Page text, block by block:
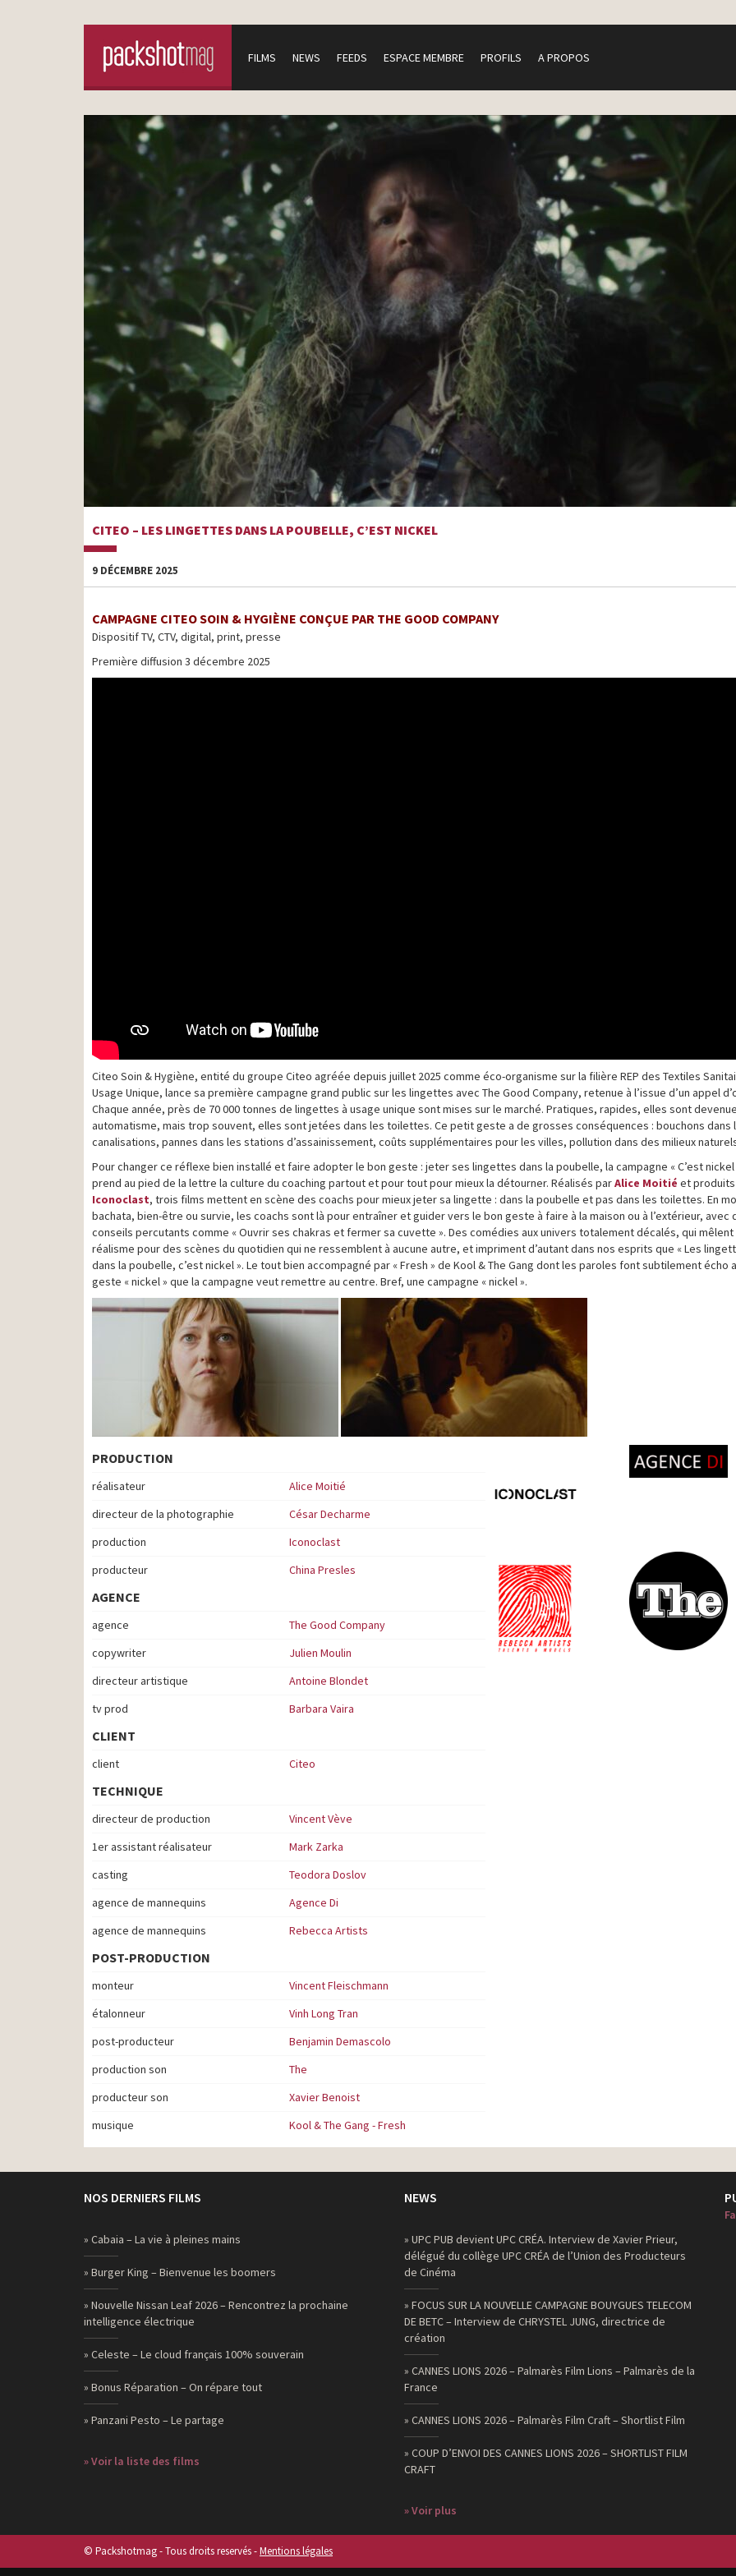
FILMS NEWS FEEDS ESPACE MEMBRE PROFILS A PROPOS
CITEO – LES LINGETTES DANS LA POUBELLE, C’EST NICKEL
9 DÉCEMBRE 2025
CAMPAGNE CITEO SOIN & HYGIÈNE CONÇUE PAR THE GOOD COMPANY
Dispositif TV, CTV, digital, print, presse
Première diffusion 3 décembre 2025
Citeo Soin & Hygiène, entité du groupe Citeo agréée depuis juillet 2025 comme éco-organisme sur la filière REP des Textiles
Usage Unique, lance sa première campagne grand public sur les lingettes avec The Good Company, retenue à l’issue d’un appel
Chaque année, près de 70 000 tonnes de lingettes à usage unique sont mises sur le marché. Pratiques, rapides, elles sont
automatisme, mais trop souvent, elles sont jetées dans les toilettes. Ce petit geste a de grosses conséquences : bouchons dans
canalisations, pannes dans les stations d’assainissement, coûts supplémentaires pour les villes, pollution dans des milieux
Pour changer ce réflexe bien installé et faire adopter le bon geste : jeter ses lingettes dans la poubelle, la campagne « C’est nickel
prend au pied de la lettre la culture du coaching partout et pour tout pour mieux la détourner. Réalisés parAlice Moitié et
Iconoclast, trois films mettent en scène des coachs pour mieux jeter sa lingette : dans la poubelle et pas dans les toilettes. En
bachata, bien-être ou survie, les coachs sont là pour entraîner et guider vers le bon geste à faire à la maison ou à l’extérieur, avec
conseils percutants comme « Ouvrir ses chakras et fermer sa cuvette ». Des comédies aux univers totalement décalés, qui
réalisme pour des scènes du quotidien qui ne ressemblent à aucune autre, et impriment d’autant dans nos esprits que « Les
dans la poubelle, c’est nickel ». Le tout bien accompagné par « Fresh » de Kool & The Gang dont les paroles font subtilement écho
geste « nickel » que la campagne veut remettre au centre. Bref, une campagne « nickel ».
PRODUCTION
réalisateur
Alice Moitié
directeur de la photographie
César Decharme
production
Iconoclast
producteur
China Presles
AGENCE
agence
The Good Company
copywriter
Julien Moulin
directeur artistique
Antoine Blondet
tv prod
Barbara Vaira
CLIENT
client Citeo
TECHNIQUE
directeur de production
Vincent Vève
1er assistant réalisateur
Mark Zarka
casting
Teodora Doslov
agence de mannequins
Agence Di
agence de mannequins
Rebecca Artists
POST-PRODUCTION
monteur
Vincent Fleischmann
étalonneur
Vinh Long Tran
post-producteur
Benjamin Demascolo
production son
The
producteur son
Xavier Benoist
musique
Kool & The Gang - Fresh
NOS DERNIERS FILMS
» Cabaia – La vie à pleines mains
» Burger King – Bienvenue les boomers
» Nouvelle Nissan Leaf 2026 – Rencontrez la prochaine
intelligence électrique
» Celeste – Le cloud français 100% souverain
» Bonus Réparation – On répare tout
» Panzani Pesto – Le partage
» Voir la liste des films
NEWS
» UPC PUB devient UPC CRÉA. Interview de Xavier Prieur,
délégué du collège UPC CRÉA de l’Union des Producteurs
de Cinéma
» FOCUS SUR LA NOUVELLE CAMPAGNE BOUYGUES TELECOM
DE BETC – Interview de CHRYSTEL JUNG, directrice de
création
» CANNES LIONS 2026 – Palmarès Film Lions – Palmarès de la
France
» CANNES LIONS 2026 – Palmarès Film Craft – Shortlist Film
» COUP D’ENVOI DES CANNES LIONS 2026 – SHORTLIST FILM
CRAFT
» Voir plus
© Packshotmag - Tous droits reservés -Mentions légales